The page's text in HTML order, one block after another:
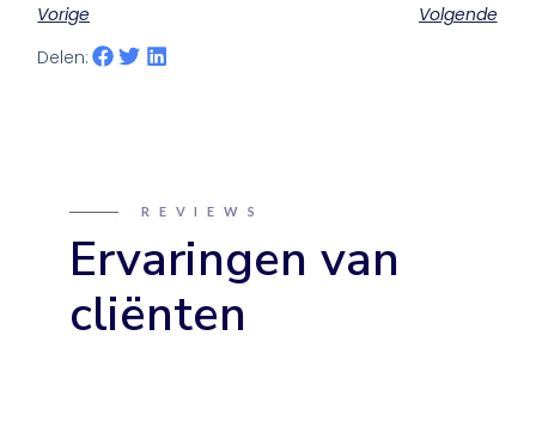
Vorige
Volgende
Delen:
REVIEWS
Ervaringen van
cliënten